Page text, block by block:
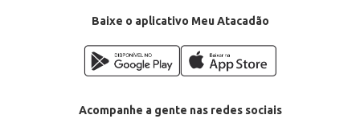
Baixe o aplicativo Meu Atacadão
Acompanhe a gente nas redes sociais